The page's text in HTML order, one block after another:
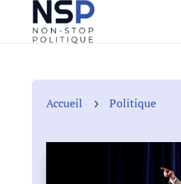
Accueil 5 Politique